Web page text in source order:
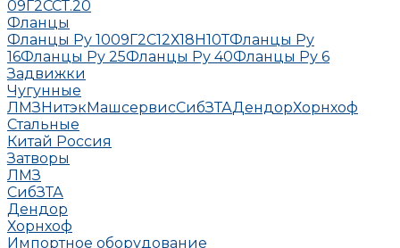
09Г2ССТ.20
Фланцы
Фланцы Ру 1009Г2С12Х18Н10ТФланцы Ру
16Фланцы Ру 25Фланцы Ру 40Фланцы Ру 6
Задвижки
Чугунные
ЛМЗ НитэкМашсервисСибЗТАДендорХорнхоф
Стальные
Китай Россия
Затворы
ЛМЗ
СибЗТА
Дендор
Хорнхоф
Импортное оборудование